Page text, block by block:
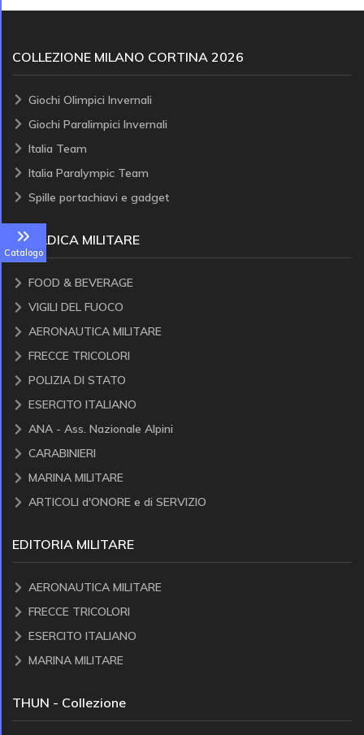
Catalogo
COLLEZIONE MILANO CORTINA 2026
Giochi Olimpici Invernali
Giochi Paralimpici Invernali
Italia Team
Italia Paralympic Team
Spille portachiavi e gadget
ARALDICA MILITARE
FOOD & BEVERAGE
VIGILI DEL FUOCO
AERONAUTICA MILITARE
FRECCE TRICOLORI
POLIZIA DI STATO
ESERCITO ITALIANO
ANA - Ass. Nazionale Alpini
CARABINIERI
MARINA MILITARE
ARTICOLI d'ONORE e di SERVIZIO
EDITORIA MILITARE
AERONAUTICA MILITARE
FRECCE TRICOLORI
ESERCITO ITALIANO
MARINA MILITARE
THUN - Collezione